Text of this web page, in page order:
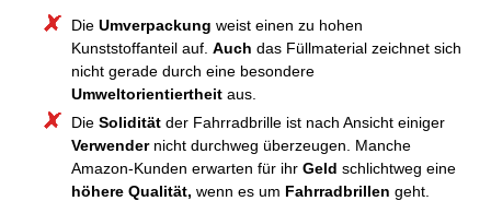
Die Umverpackung weist einen zu hohen
Kunststoffanteil auf. Auch das Füllmaterial zeichnet sich
nicht gerade durch eine besondere
Umweltorientiertheit aus.
Die Solidität der Fahrradbrille ist nach Ansicht einiger
Verwendernicht durchweg überzeugen. Manche
Amazon-Kunden erwarten für ihr Geld schlichtweg eine
höhere Qualität, wenn es um Fahrradbrillen geht.